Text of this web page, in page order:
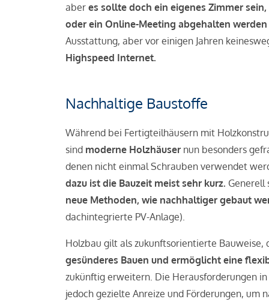
aber es sollte doch ein eigenes Zimmer
oder ein Online-Meeting abgehalten
Ausstattung, aber vor einigen Jahren
Highspeed Internet.
Nachhaltige Baustoffe
Während bei Fertigteilhäusern mit
sind moderne Holzhäuser nun besonders
denen nicht einmal Schrauben verwendet
dazu ist die Bauzeit meist sehr kurz. Generell
neue Methoden, wie nachhaltiger gebaut
dachintegrierte PV-Anlage).
Holzbau gilt als zukunftsorientierte
gesünderes Bauen und ermöglicht eine
zukünftig erweitern. Die Herausforderungen
jedoch gezielte Anreize und Förderungen,